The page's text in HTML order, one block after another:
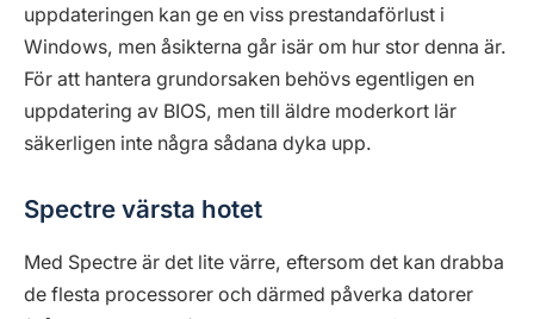
uppdateringen kan ge en viss prestandaförlust i
Windows, men åsikterna går isär om hur stor denna är.
För att hantera grundorsaken behövs egentligen en
uppdatering av BIOS, men till äldre moderkort lär
säkerligen inte några sådana dyka upp.
Spectre värsta hotet
Med Spectre är det lite värre, eftersom det kan drabba
de flesta processorer och därmed påverka datorer